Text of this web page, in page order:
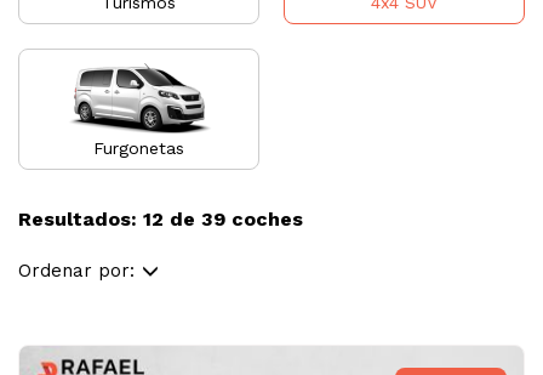
Furgonetas
Resultados: 12 de 39 coches
Ordenar por: